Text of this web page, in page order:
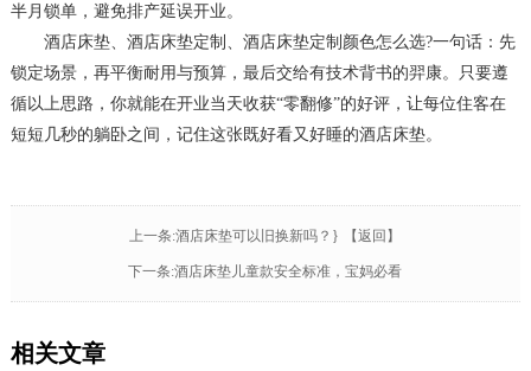
半月锁单，避免排产延误开业。
酒店床垫、酒店床垫定制、酒店床垫定制颜色怎么选?一句话：先
锁定场景，再平衡耐用与预算，最后交给有技术背书的羿康。只要遵
循以上思路，你就能在开业当天收获“零翻修”的好评，让每位住客在
短短几秒的躺卧之间，记住这张既好看又好睡的酒店床垫。
上一条:酒店床垫可以旧换新吗？} 【返回】
下一条:酒店床垫儿童款安全标准，宝妈必看
相关文章